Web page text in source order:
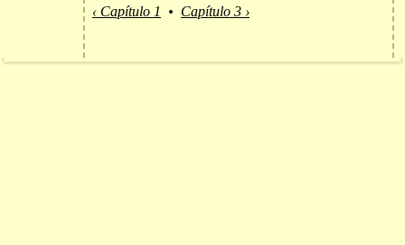
‹ Capítulo 1 • Capítulo 3 ›